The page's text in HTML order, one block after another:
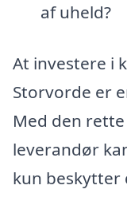
af uheld?
At investere i
Storvorde er
Med den
leverandør
kun beskytter